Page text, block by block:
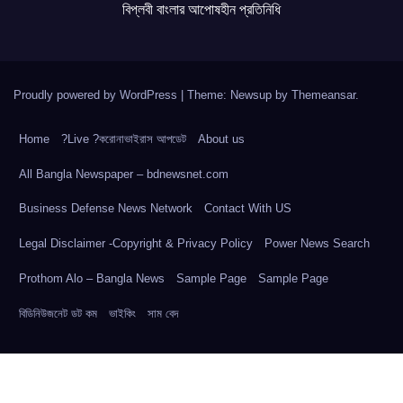
বিপ্লবী বাংলার আপোষহীন প্রতিনিধি
Proudly powered by WordPress Theme: Newsup by Themeansar.
Home ?Live ?করোনাভাইরাস আপডেট About us
All Bangla Newspaper – bdnewsnet.com
Business Defense News Network Contact With US
Legal Disclaimer -Copyright & Privacy Policy Power News Search
Prothom Alo – Bangla News Sample Page Sample Page
বিডিনিউজনেট ডট কম ভাইকিং সাম বেদ